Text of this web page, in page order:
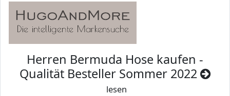
Herren Bermuda Hose kaufen -
Qualität Besteller Sommer 2022
lesen